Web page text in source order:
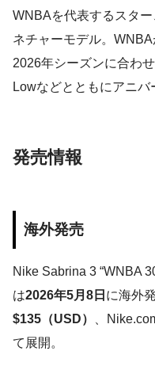
WNBAを代表するスタ
ネチャーモデル。
2026年シーズンに合わ
Lowなどとともにアニバ
発売情報
海外発売
Nike Sabrina 3 “WNBA
は2026年5月8日 に海外
$135（USD）
、
て展開。